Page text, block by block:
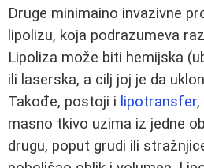
Druge minimaino invazivne
lipolizu, koja podrazumeva
Lipoliza može biti hemijska
ili laserska, a cilj joj je da
Takođe, postoji i lipotransfer
masno tkivo uzima iz jedne
drugu, poput grudi ili